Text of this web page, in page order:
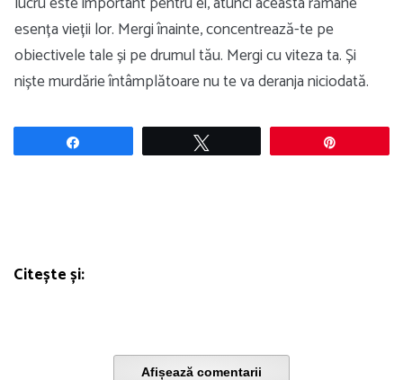
esența vieții lor. Mergi înainte, concentrează-te pe
obiectivele tale și pe drumul tău. Mergi cu viteza ta. Și
niște murdărie întâmplătoare nu te va deranja niciodată.
Citește și:
Afișează comentarii